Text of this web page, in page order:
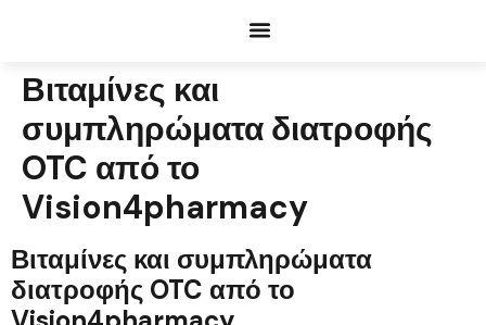
Βιταμίνες και
συμπληρώματα διατροφής
OTC από το
Vision4pharmacy
Βιταμίνες και συμπληρώματα
διατροφής OTC από το